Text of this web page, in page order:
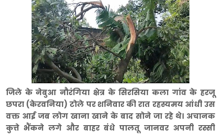
जिले के नेबुआ नौरंगिया क्षेत्र के सिरसिया कला गांव के हरजू
छपरा (केरवनिया) टोले पर शनिवार की रात रहस्यमय आंधी उस
वक्त आई जब लोग खाना खाने के बाद सोने जा रहे थे। अचानक
कुत्ते भैंकने लगे और बाहर बंधे पालतू जानवर अपनी रस्सी